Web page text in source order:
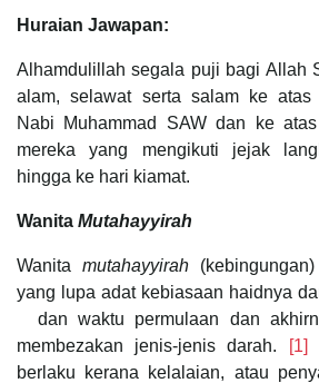
Huraian Jawapan:
Alhamdulillah segala puji bagi Allah
alam, selawat serta salam ke atas
Nabi Muhammad SAW dan ke
mereka yang mengikuti jejak
hingga ke hari kiamat.
Wanita Mutahayyirah
Wanita mutahayyirah
yang lupa adat kebiasaan haidnya
dan waktu permulaan dan
membezakan jenis-jenis darah.
[1]
berlaku kerana kelalaian, atau